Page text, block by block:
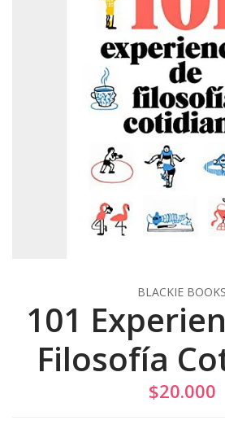
BLACKIE BOOKS
101
Filosofía
$20.000